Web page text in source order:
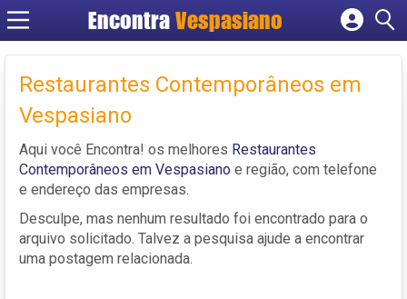
Encontra Vespasiano
Cadastrar empresa
Criar conta
Restaurantes Contemporâneos em
Vespasiano
Aqui você Encontra! os melhores Restaurantes
Contemporâneos em Vespasiano e região, com telefone
e endereço das empresas.
Desculpe, mas nenhum resultado foi encontrado para o
arquivo solicitado. Talvez a pesquisa ajude a encontrar
uma postagem relacionada.